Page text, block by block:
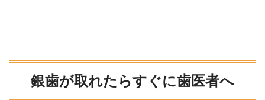
銀歯が取れたらすぐに歯医者へ